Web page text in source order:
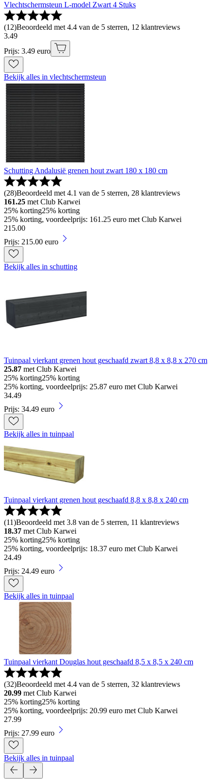
Vlechtschermsteun L-model Zwart 4 Stuks
(12)Beoordeeld met 4.4 van de 5 sterren, 12 klantreviews
3.49
Prijs: 3.49 euro
Bekijk alles in vlechtschermsteun
Schutting Andalusië grenen hout zwart 180 x 180 cm
(28)Beoordeeld met 4.1 van de 5 sterren, 28 klantreviews
161.25 met Club Karwei
25% korting25% korting
25% korting, voordeelprijs: 161.25 euro met Club Karwei
215.00
Prijs: 215.00 euro
Bekijk alles in schutting
Tuinpaal vierkant grenen hout geschaafd zwart 8,8 x 8,8 x 270 cm
25.87 met Club Karwei
25% korting25% korting
25% korting, voordeelprijs: 25.87 euro met Club Karwei
34.49
Prijs: 34.49 euro
Bekijk alles in tuinpaal
Tuinpaal vierkant grenen hout geschaafd 8,8 x 8,8 x 240 cm
(11)Beoordeeld met 3.8 van de 5 sterren, 11 klantreviews
18.37 met Club Karwei
25% korting25% korting
25% korting, voordeelprijs: 18.37 euro met Club Karwei
24.49
Prijs: 24.49 euro
Bekijk alles in tuinpaal
Tuinpaal vierkant Douglas hout geschaafd 8,5 x 8,5 x 240 cm
(32)Beoordeeld met 4.4 van de 5 sterren, 32 klantreviews
20.99 met Club Karwei
25% korting25% korting
25% korting, voordeelprijs: 20.99 euro met Club Karwei
27.99
Prijs: 27.99 euro
Bekijk alles in tuinpaal